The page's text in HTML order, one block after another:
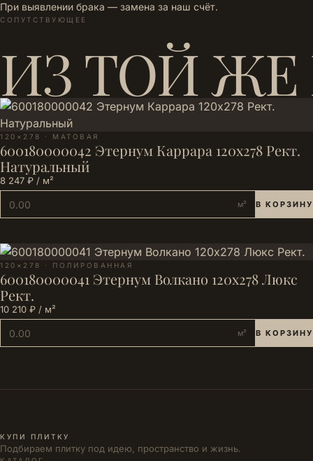
При выявлении брака — замена за наш счёт.
СОПУТСТВУЮЩЕЕ
ИЗ ТОЙ ЖЕ
120×278 · МАТОВАЯ
600180000042 Этернум Каррара 120х278 Рект.
Натуральный
8 247 ₽ / м²
м² В КОРЗИНУ
120×278 · ПОЛИРОВАННАЯ
600180000041 Этернум Волкано 120х278 Люкс
Рект.
10 210 ₽ / м²
м² В КОРЗИНУ
КУПИ ПЛИТКУ
Подбираем плитку под идею, пространство и жизнь.